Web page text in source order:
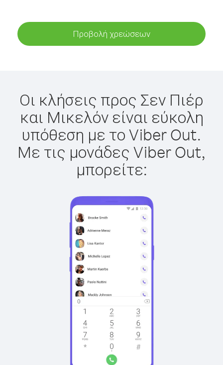
Προβολή χρεώσεων
Οι κλήσεις προς Σεν Πιέρ
και Μικελόν είναι εύκολη
υπόθεση με το Viber Out.
Με τις μονάδες Viber Out,
μπορείτε: